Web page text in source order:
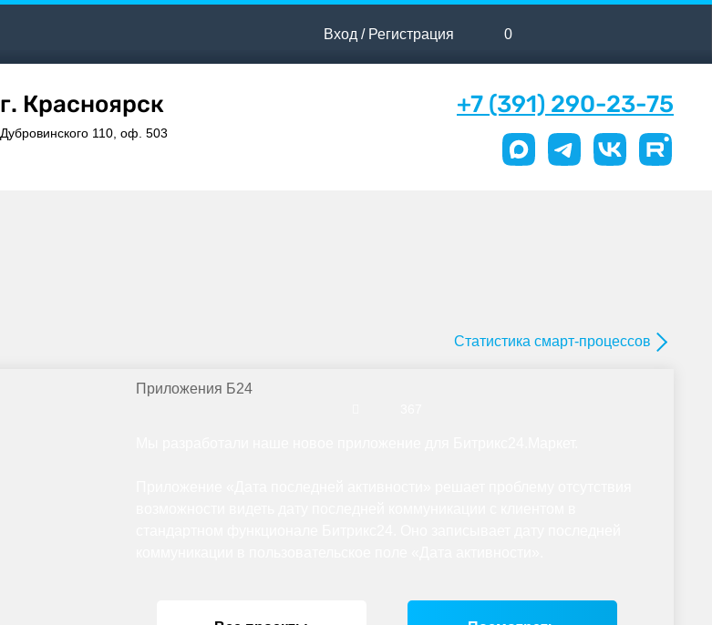
Вход / Регистрация 0
г. Красноярск
Дубровинского 110, оф. 503
+7 (391) 290-23-75
Статистика смарт-процессов
Приложения Б24